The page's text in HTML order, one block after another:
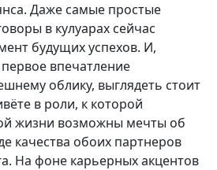
Даже самые простые
в кулуарах сейчас
будущих успехов. И,
впечатление
облику, выглядеть стоит
в роли, к которой
жизни возможны мечты об
качества обоих партнеров
На фоне карьерных акцентов